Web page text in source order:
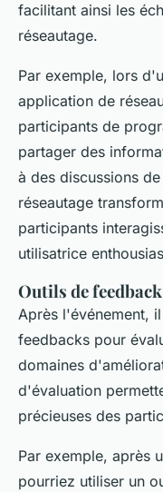
facilitant ainsi les
réseautage.
Par exemple, lors
application de
participants de
partager des
à des discussions
réseautage
participants
utilisatrice
Outils de
Après l'événement,
feedbacks pour
domaines
d'évaluation
précieuses des
Par exemple, après
pourriez utiliser un